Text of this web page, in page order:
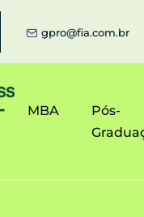
gpro@fia.com.br
MBA
Pós-